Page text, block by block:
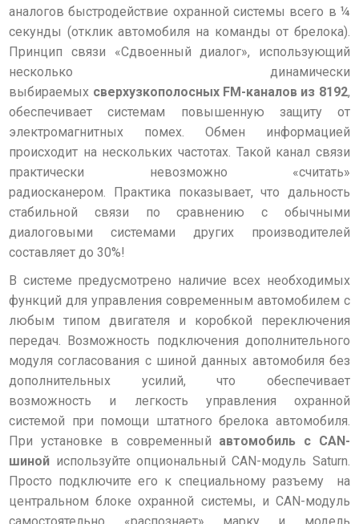
аналогов быстродействие охранной системы всего в ¼
секунды (отклик автомобиля на команды от брелока).
Принцип связи «Сдвоенный диалог», использующий
несколько динамически
выбираемых сверхузкополосных FM-каналов из 8192,
обеспечивает системам повышенную защиту от
электромагнитных помех. Обмен информацией
происходит на нескольких частотах. Такой канал связи
практически невозможно «считать»
радиосканером. Практика показывает, что дальность
стабильной связи по сравнению с обычными
диалоговыми системами других производителей
составляет до 30%!
В системе предусмотрено наличие всех необходимых
функций для управления современным автомобилем с
любым типом двигателя и коробкой переключения
передач. Возможность подключения дополнительного
модуля согласования с шиной данных автомобиля без
дополнительных усилий, что обеспечивает
возможность и легкость управления охранной
системой при помощи штатного брелока автомобиля.
При установке в современный автомобиль с CAN-
шиной используйте опциональный CAN-модуль Saturn.
Просто подключите его к специальному разъему на
центральном блоке охранной системы, и CAN-модуль